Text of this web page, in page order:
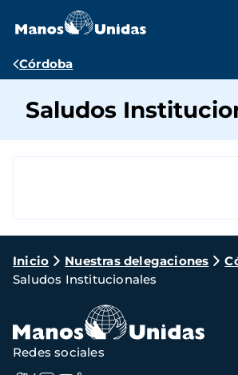
contenido
Ruta
navegación
Córdoba
Saludos
Ruta
de
navegación
Inicio Nuestras delegaciones
Saludos Institucionales
Redes sociales